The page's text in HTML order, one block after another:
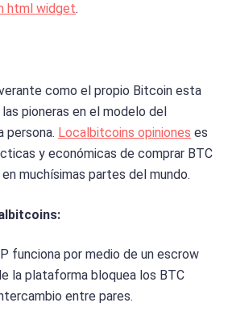
html widget.
como el propio Bitcoin esta
pioneras en el modelo del
persona. Localbitcoins opiniones es
y económicas de comprar BTC
muchísimas partes del mundo.
funciona por medio de un escrow
la plataforma bloquea los BTC
entre pares.